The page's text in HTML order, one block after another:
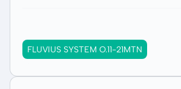
FLUVIUS SYSTEM O.11-21MTN